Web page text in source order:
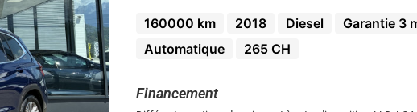
160000 km 2018 Diesel
Garantie 3
Automatique
265 CH
Financement